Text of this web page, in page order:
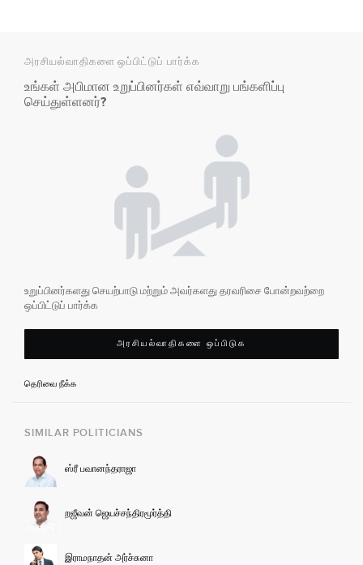
அரசியல்வாதிகளை ஒப்பிட்டுப் பார்க்க
உங்கள் அபிமான உறுப்பினர்கள் எவ்வாறு பங்களிப்பு
செய்துள்ளனர்?
உறுப்பினர்களது செயற்பாடு மற்றும் அவர்களது தரவரிசை போன்றவற்றை
ஒப்பிட்டுப் பார்க்க
அரசியல்வாதிகளை ஒப்பிடுக
தெரிவை நீக்க
SIMILAR POLITICIANS
ஸ்ரீ பவானந்தராஜா
றஜீவன் ஜெயச்சந்திரமூர்த்தி
இராமநாதன் அர்ச்சுனா